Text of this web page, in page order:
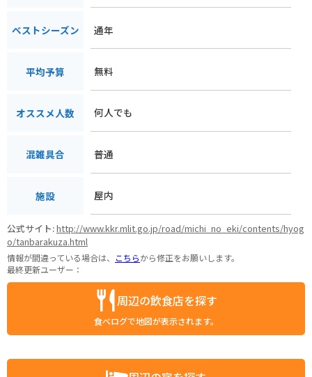
ベストシーズン 通年
平均予算 無料
オススメ人数 何人でも
混雑具合 普通
施設 屋内
公式サイト:http://www.kkr.mlit.go.jp/road/michi_no_eki/contents/hyog
o/tanbarakuza.html
情報が間違っている場合は、 こちらから修正をお願いします。
最終更新ユーザー：
周辺の飲食店を探す
食べログで地図が表示されます。